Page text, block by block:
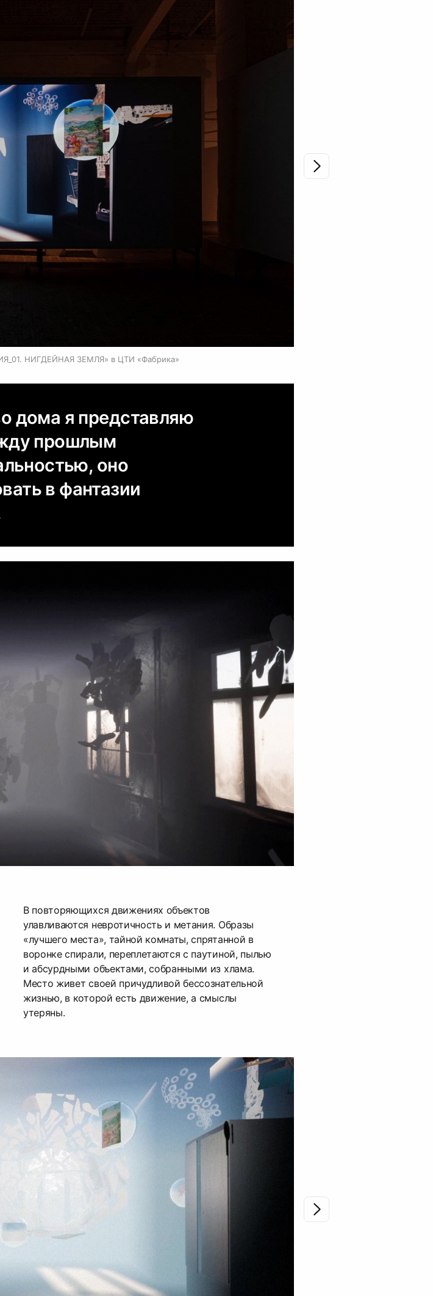
НИГДЕЙНАЯ ЗЕМЛЯ» в ЦТИ «Фабрика»
дома я представляю
прошлым
оно
в фантазии
В повторяющихся движениях объектов
улавливаются невротичность и метания. Образы
«лучшего места», тайной комнаты, спрятанной в
воронке спирали, переплетаются с паутиной, пылью
и абсурдными объектами, собранными из хлама.
Место живет своей причудливой бессознательной
жизнью, в которой есть движение, а смыслы
утеряны.